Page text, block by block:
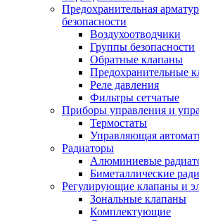
Предохранительная
безопасности
Воздухоотводчики
Группы безопасности
Обратные клапаны
Предохранительные
Реле давления
Фильтры сетчатые
Приборы управления и
Термостаты
Управляющая
Радиаторы
Алюминиевые
Биметаллические
Регулирующие клапаны и
Зональные клапаны
Комплектующие